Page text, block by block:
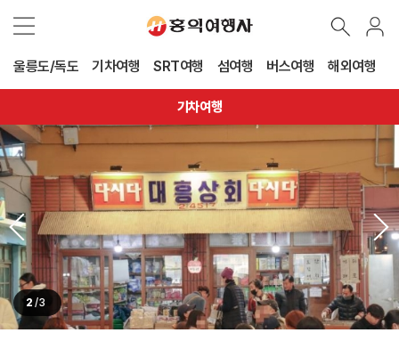
울릉도/독도 기차여행 SRT여행 섬여행 버스여행 해외여행
기차여행
2 /3